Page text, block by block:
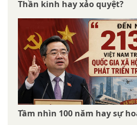
Thần kinh hay xảo quyệt?
Tầm nhìn 100 năm hay sự